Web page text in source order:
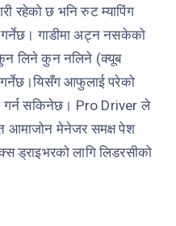
रहेको छ भनि रुट म्यापिंग
गर्नेछ। गाडीमा अट्न नसकेको
लिने कुन नलिने (क्यूब
आफुलाई परेको
गर्न सकिनेछ। Pro Driver ले
आमाजोन मेनेजर समक्ष पेश
ड्राइभरको लागि लिडरसीको